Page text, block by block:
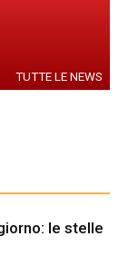
TUTTE LE NEWS
le stelle